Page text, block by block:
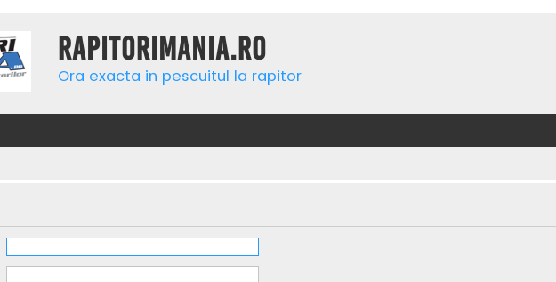
Rapitorimania.ro
Ora exacta in pescuitul la rapitor